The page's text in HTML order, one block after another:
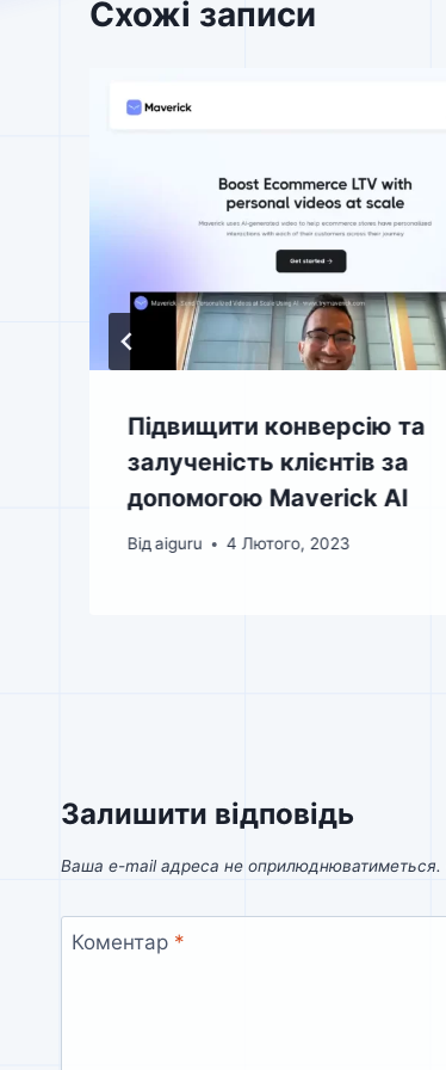
Схожі записи
Підвищити конверсію та
залученість клієнтів за
допомогою Maverick AI
Відaiguru 4 Лютого, 2023
Залишити відповідь
Ваша e-mail адреса не оприлюднюватиметься.
Коментар *